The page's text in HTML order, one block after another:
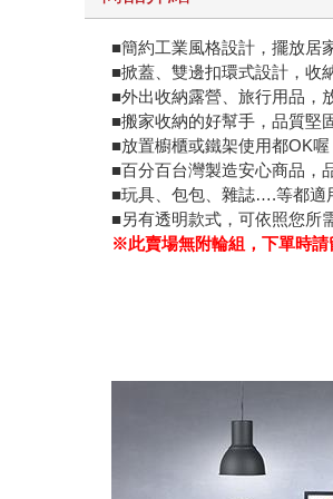
■簡約工業風格設計，擺放居
■掀蓋、雙邊扣環式設計，收
■外出收納露營、旅行用品，
■搬家收納的好幫手，品質堅
■放置櫥櫃或鐵架使用都OK喔
■百分百台灣製造安心商品，
■玩具、包包、雜誌….等都適
■另有透明款式，可依照您所
※此賣場無附輪組，下單時請